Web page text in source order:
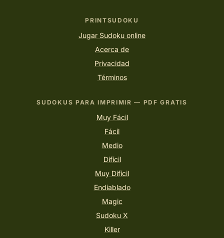
PRINTSUDOKU
Jugar Sudoku online
Acerca de
Privacidad
Términos
SUDOKUS PARA IMPRIMIR — PDF GRATIS
Muy Fácil
Fácil
Medio
Difícil
Muy Difícil
Endiablado
Magic
Sudoku X
Killer